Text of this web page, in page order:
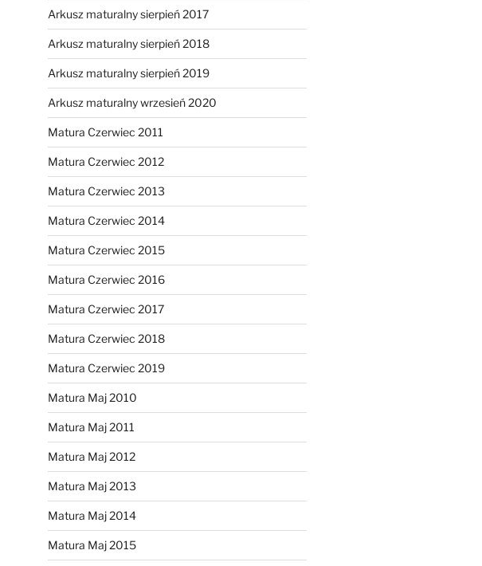
Arkusz maturalny sierpień 2017
Arkusz maturalny sierpień 2018
Arkusz maturalny sierpień 2019
Arkusz maturalny wrzesień 2020
Matura Czerwiec 2011
Matura Czerwiec 2012
Matura Czerwiec 2013
Matura Czerwiec 2014
Matura Czerwiec 2015
Matura Czerwiec 2016
Matura Czerwiec 2017
Matura Czerwiec 2018
Matura Czerwiec 2019
Matura Maj 2010
Matura Maj 2011
Matura Maj 2012
Matura Maj 2013
Matura Maj 2014
Matura Maj 2015